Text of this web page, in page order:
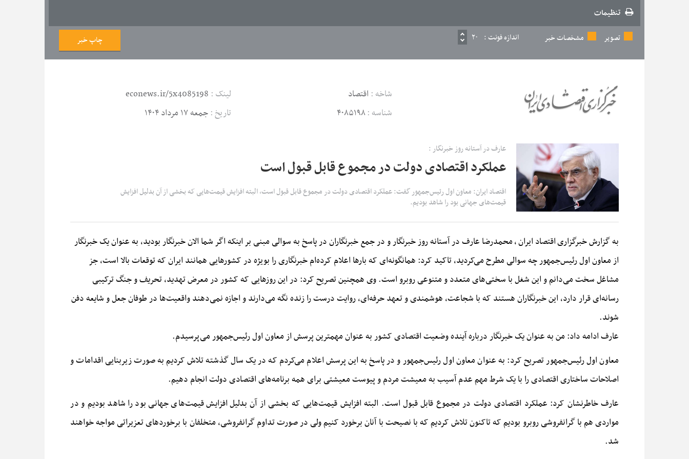
تنظیمات
تصویر
مشخصات خبر اندازه فونت : ۲۰ چاپ خبر
شاخه : اقتصاد لینک : econews.ir/5x4085198
شناسه :۴۰۸۵۱۹۸ تاریخ : جمعه ۱۷ مرداد ۱۴۰۴
عارف در آستانه روز خبرنگار :
عملکرد اقتصادی دولت در مجموع قابل قبول است
اقتصاد ایران: معاون اول رئیس‌جمهور گفت: عملکرد اقتصادی دولت در مجموع قابل قبول است، البته افزایش قیمت‌هایی که بخشی از آن بدلیل افزایش
قیمت‌های جهانی بود را شاهد بودیم.
به گزارش خبرگزاریاقتصاد ایران,محمدرضا عارف در آستانه روز خبرنگار و در جمع خبرنگاران در پاسخ به سوالی مبنی بر اینکه اگر شما الان خبرنگار بودید، به عنوان یک خبرنگار
از معاون اول رئیس‌جمهور چه سوالی مطرح می‌کردید، تاکید کرد: همانگونه‌ای که بارها اعلام کرده‌ام خبرنگاری را بویژه در کشورهایی همانند ایران که توقعات بالا است، جز
مشاغل سخت می‌دانم و اینشغلبا سختی‌های متعدد و متنوعی روبرو است.وی همچنین تصریح کرد: در این روزهایی که کشور در معرض تهدید، تحریف و جنگ ترکیبی
رسانه‌ای قرار دارد، این خبرنگاران هستند که با شجاعت، هوشمندی و تعهد حرفه‌ای، روایت درست را زنده نگه می‌دارند و اجازه نمی‌دهند واقعیت‌ها در طوفان جعل و شایعه دفن
شوند.
عارف ادامه داد: من به عنوان یک خبرنگار درباره آینده وضعیت اقتصادی کشور به عنوان مهمترین پرسش از معاون اول رئیس‌جمهور می‌پرسیدم.
معاون اول رئیس‌جمهور تصریح کرد: به عنوان معاون اول رئیس‌جمهور و در پاسخ به این پرسش اعلام می‌کردم که در یک سال گذشته تلاش کردیم به صورت زیربنایی اقدامات و
اصلاحات ساختاری اقتصادی را با یک شرط مهم عدم آسیب به معیشت مردم و پیوست معیشتی برای همه برنامه‌های اقتصادی دولت انجام دهیم.
عارف خاطرنشان کرد: عملکرد اقتصادی دولت در مجموع قابل قبول است. البته افزایش قیمت‌هایی که بخشی از آن بدلیلافزایش قیمت‌های جهانی بود را شاهد بودیم و در
مواردی هم باگرانفروشیروبرو بودیم که تاکنون تلاش کردیم که با نصیحت با آنان برخورد کنیم ولی در صورت تداومگرانفروشی، متخلفان با برخوردهای تعزیراتی مواجه خواهند
شد.